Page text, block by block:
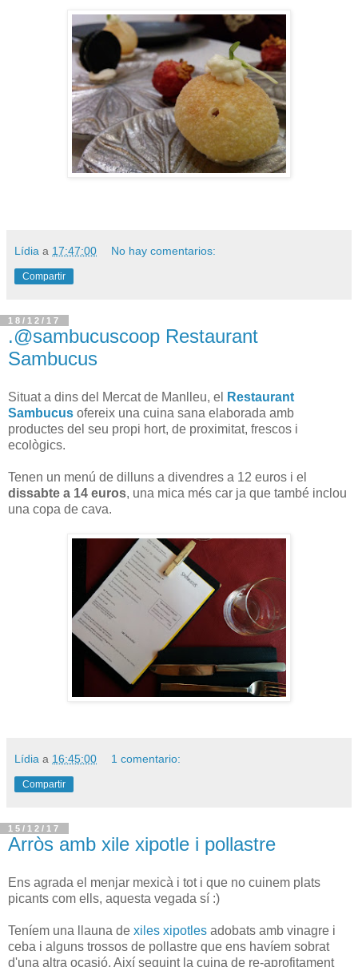
Lídia a 17:47:00 No hay comentarios:
Compartir
18/12/17
.@sambucuscoop Restaurant
Sambucus
Situat a dins del Mercat de Manlleu, el
Restaurant
Sambucus ofereix una cuina sana elaborada amb
productes del seu propi hort, de proximitat, frescos i
ecològics.
Tenen un menú de dilluns a divendres a 12 euros i el
dissabte a 14 euros, una mica més car ja que també inclou
una copa de cava.
Lídia a 16:45:00 1 comentario:
Compartir
15/12/17
Arròs amb xile xipotle i pollastre
Ens agrada el menjar mexicà i tot i que no cuinem plats
picants com ells, aquesta vegada sí :)
Teníem una llauna de xiles xipotles adobats amb vinagre i
ceba i alguns trossos de pollastre que ens havíem sobrat
d'una altra ocasió. Així seguint la cuina de re-aprofitament